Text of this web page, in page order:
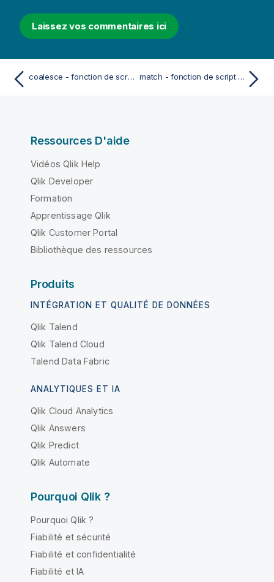
Laissez vos commentaires ici
coalesce - fonction de script et fonction de graphique match - fonction de script et fonction de graphique
Ressources D'aide
Vidéos Qlik Help
Qlik Developer
Formation
Apprentissage Qlik
Qlik Customer Portal
Bibliothèque des ressources
Produits
INTÉGRATION ET QUALITÉ DE DONNÉES
Qlik Talend
Qlik Talend Cloud
Talend Data Fabric
ANALYTIQUES ET IA
Qlik Cloud Analytics
Qlik Answers
Qlik Predict
Qlik Automate
Pourquoi Qlik ?
Pourquoi Qlik ?
Fiabilité et sécurité
Fiabilité et confidentialité
Fiabilité et IA